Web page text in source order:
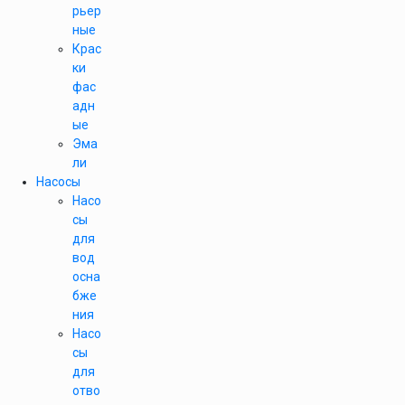
рьер
ные
Крас
ки
фас
адн
ые
Эма
ли
Насосы
Насо
сы
для
вод
осна
бже
ния
Насо
сы
для
отво